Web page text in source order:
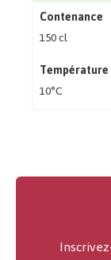
Contenance
150 cl
10°C